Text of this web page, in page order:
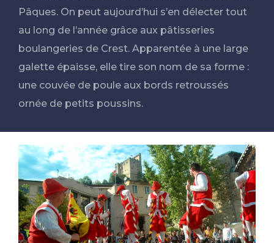
Pâques. On peut aujourd’hui s’en délecter tout
au long de l’année grâce aux pâtisseries
boulangeries de Crest. Apparentée à une large
galette épaisse, elle tire son nom de sa forme :
une couvée de poule aux bords retroussés
ornée de petits poussins.